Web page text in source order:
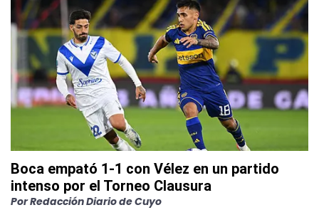
Boca empató 1-1 con Vélez en un partido
intenso por el Torneo Clausura
PorRedacción Diario de Cuyo